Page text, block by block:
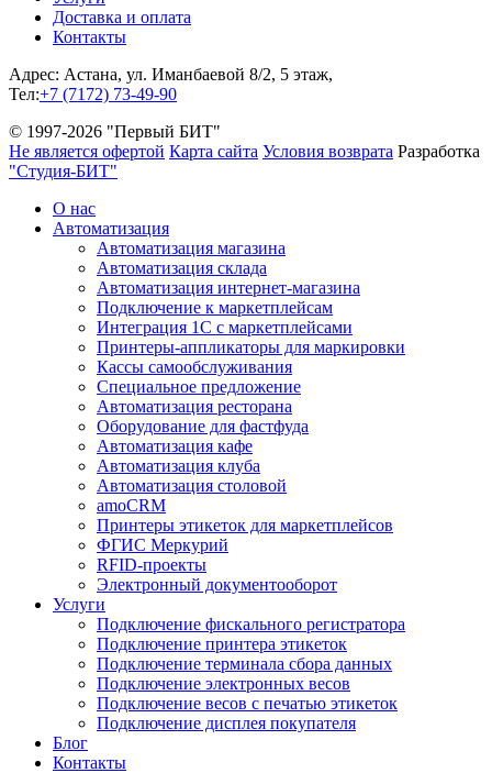
Доставка и оплата
Контакты
Адрес: Астана, ул. Иманбаевой 8/2, 5 этаж,
Тел:+7 (7172) 73-49-90
© 1997-2026 "Первый БИТ"
Не является офертой Карта сайта Условия возврата Разработка
"Студия-БИТ"
О нас
Автоматизация
Автоматизация магазина
Автоматизация склада
Автоматизация интернет-магазина
Подключение к маркетплейсам
Интеграция 1С с маркетплейсами
Принтеры-аппликаторы для маркировки
Кассы самообслуживания
Специальное предложение
Автоматизация ресторана
Оборудование для фастфуда
Автоматизация кафе
Автоматизация клуба
Автоматизация столовой
amoCRM
Принтеры этикеток для маркетплейсов
ФГИС Меркурий
RFID-проекты
Электронный документооборот
Услуги
Подключение фискального регистратора
Подключение принтера этикеток
Подключение терминала сбора данных
Подключение электронных весов
Подключение весов с печатью этикеток
Подключение дисплея покупателя
Блог
Контакты